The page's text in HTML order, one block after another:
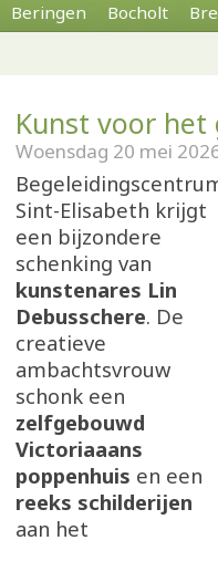
Beringen Bocholt
Kunst voor het
Woensdag 20 mei
Sint-Elisabeth krijgt
een bijzondere
schenking van
kunstenares Lin
Debusschere. De
creatieve
ambachtsvrouw
schonk een
zelfgebouwd
Victoriaaans
poppenhuis en een
reeks schilderijen
aan het